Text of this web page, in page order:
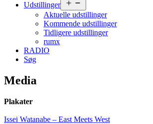
Udstillinger
menu
Aktuelle udstillinger
Kommende udstillinger
Tidligere udstillinger
rumx
RADIO
Søg
Media
Plakater
Issei Watanabe – East Meets West